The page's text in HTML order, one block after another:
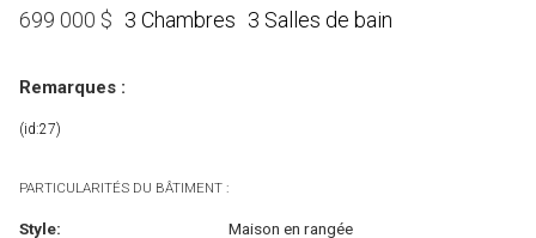
699 000 $ 3 Chambres 3 Salles de bain
Remarques :
(id:27)
PARTICULARITÉS DU BÂTIMENT :
Style: Maison en rangée